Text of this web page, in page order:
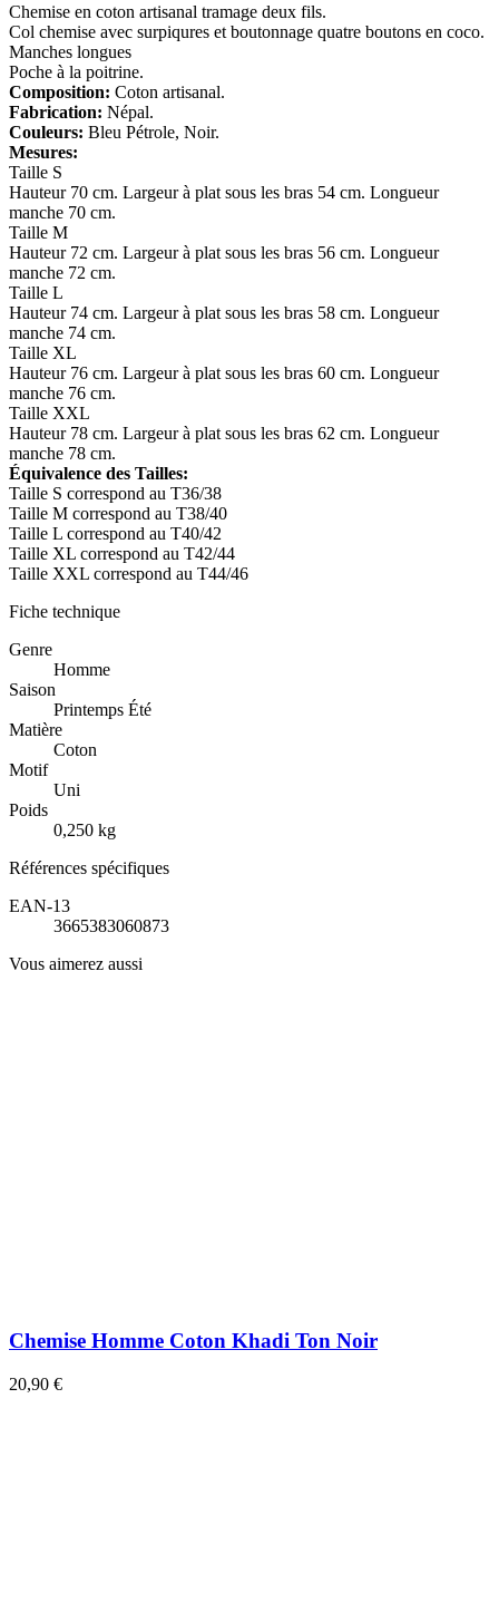
Chemise en coton artisanal tramage deux fils.
Col chemise avec surpiqures et boutonnage quatre boutons en coco.
Manches longues
Poche à la poitrine.
Composition: Coton artisanal.
Fabrication: Népal.
Couleurs: Bleu Pétrole, Noir.
Mesures:
Taille S
Hauteur 70 cm. Largeur à plat sous les bras 54 cm. Longueur
manche 70 cm.
Taille M
Hauteur 72 cm. Largeur à plat sous les bras 56 cm. Longueur
manche 72 cm.
Taille L
Hauteur 74 cm. Largeur à plat sous les bras 58 cm. Longueur
manche 74 cm.
Taille XL
Hauteur 76 cm. Largeur à plat sous les bras 60 cm. Longueur
manche 76 cm.
Taille XXL
Hauteur 78 cm. Largeur à plat sous les bras 62 cm. Longueur
manche 78 cm.
Équivalence des Tailles:
Taille S correspond au T36/38
Taille M correspond au T38/40
Taille L correspond au T40/42
Taille XL correspond au T42/44
Taille XXL correspond au T44/46
Fiche technique
Genre
Homme
Saison
Printemps Été
Matière
Coton
Motif
Uni
Poids
0,250 kg
Références spécifiques
EAN-13
3665383060873
Vous aimerez aussi
Chemise Homme Coton Khadi Ton Noir
20,90 €